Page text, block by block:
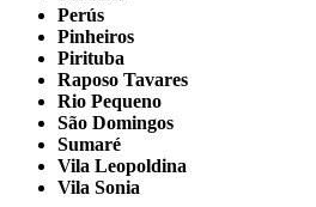
Perús
Pinheiros
Pirituba
Raposo Tavares
Rio Pequeno
São Domingos
Sumaré
Vila Leopoldina
Vila Sonia